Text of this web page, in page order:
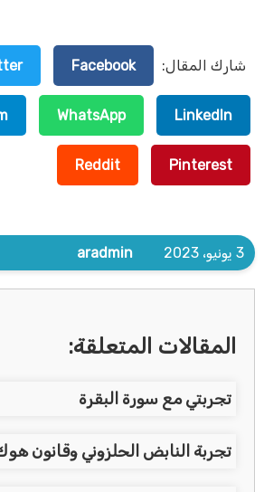
شارك المقال: Facebook
LinkedIn
WhatsApp
Pinterest
Reddit
3 يونيو، 2023 aradmin
المقالات المتعلقة:
تجربتي مع سورة البقرة
تجربة النابض الحلزوني وقانون